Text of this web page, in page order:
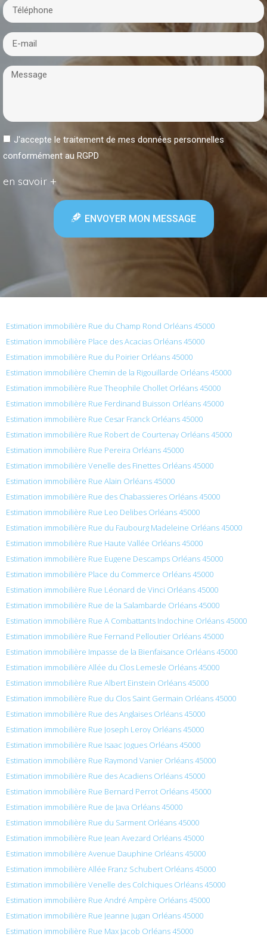
J'accepte le traitement de mes données personnelles
conformément au RGPD
en savoir +
ENVOYER MON MESSAGE
Estimation immobilière Rue du Champ Rond Orléans 45000
Estimation immobilière Place des Acacias Orléans 45000
Estimation immobilière Rue du Poirier Orléans 45000
Estimation immobilière Chemin de la Rigouillarde Orléans 45000
Estimation immobilière Rue Theophile Chollet Orléans 45000
Estimation immobilière Rue Ferdinand Buisson Orléans 45000
Estimation immobilière Rue Cesar Franck Orléans 45000
Estimation immobilière Rue Robert de Courtenay Orléans 45000
Estimation immobilière Rue Pereira Orléans 45000
Estimation immobilière Venelle des Finettes Orléans 45000
Estimation immobilière Rue Alain Orléans 45000
Estimation immobilière Rue des Chabassieres Orléans 45000
Estimation immobilière Rue Leo Delibes Orléans 45000
Estimation immobilière Rue du Faubourg Madeleine Orléans 45000
Estimation immobilière Rue Haute Vallée Orléans 45000
Estimation immobilière Rue Eugene Descamps Orléans 45000
Estimation immobilière Place du Commerce Orléans 45000
Estimation immobilière Rue Léonard de Vinci Orléans 45000
Estimation immobilière Rue de la Salambarde Orléans 45000
Estimation immobilière Rue A Combattants Indochine Orléans 45000
Estimation immobilière Rue Fernand Pelloutier Orléans 45000
Estimation immobilière Impasse de la Bienfaisance Orléans 45000
Estimation immobilière Allée du Clos Lemesle Orléans 45000
Estimation immobilière Rue Albert Einstein Orléans 45000
Estimation immobilière Rue du Clos Saint Germain Orléans 45000
Estimation immobilière Rue des Anglaises Orléans 45000
Estimation immobilière Rue Joseph Leroy Orléans 45000
Estimation immobilière Rue Isaac Jogues Orléans 45000
Estimation immobilière Rue Raymond Vanier Orléans 45000
Estimation immobilière Rue des Acadiens Orléans 45000
Estimation immobilière Rue Bernard Perrot Orléans 45000
Estimation immobilière Rue de Java Orléans 45000
Estimation immobilière Rue du Sarment Orléans 45000
Estimation immobilière Rue Jean Avezard Orléans 45000
Estimation immobilière Avenue Dauphine Orléans 45000
Estimation immobilière Allée Franz Schubert Orléans 45000
Estimation immobilière Venelle des Colchiques Orléans 45000
Estimation immobilière Rue André Ampère Orléans 45000
Estimation immobilière Rue Jeanne Jugan Orléans 45000
Estimation immobilière Rue Max Jacob Orléans 45000